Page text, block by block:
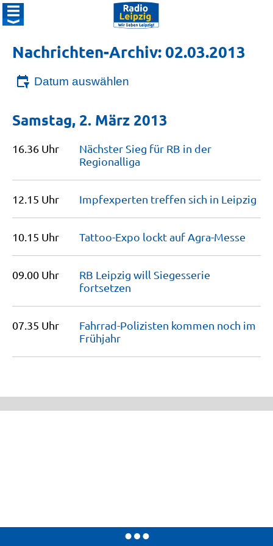
Nachrichten-Archiv: 02.03.2013
Datum auswählen
Samstag, 2. März 2013
16.36 Uhr
Nächster Sieg für RB in der
Regionalliga
12.15 Uhr Impfexperten treffen sich in Leipzig
10.15 Uhr Tattoo-Expo lockt auf Agra-Messe
09.00 Uhr
RB Leipzig will Siegesserie
fortsetzen
07.35 Uhr
Fahrrad-Polizisten kommen noch im
Frühjahr